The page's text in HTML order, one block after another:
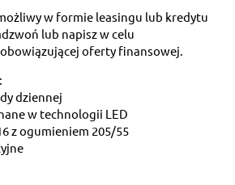
w formie leasingu lub kredytu
lub napisz w celu
oferty finansowej.
dziennej
w technologii LED
z ogumieniem 205/55